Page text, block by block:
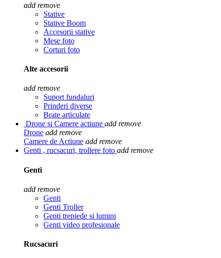
add remove
Stative
Stative Boom
Accesorii stative
Mese foto
Corturi foto
Alte accesorii
add remove
Suport fundaluri
Prinderi diverse
Brate articulate
Drone si Camere actiune add remove
Drone add remove
Camere de Actiune add remove
Genti , rucsacuri, trollere foto add remove
Genti
add remove
Genti
Genti Troller
Genti trepiede si lumini
Genti video profesionale
Rucsacuri